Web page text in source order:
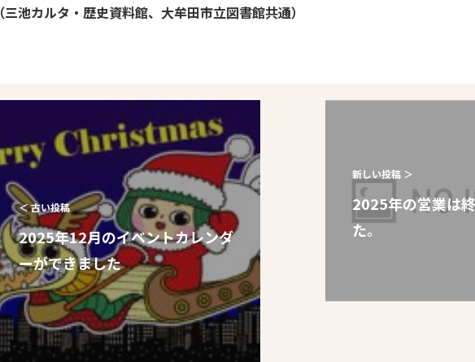
（三池カルタ・歴史資料館、大牟田市立図書館共通）
＜ 古い投稿
2025年12月のイベントカレンダ
ーができました
新しい投稿 ＞
2025年の営業は
た。